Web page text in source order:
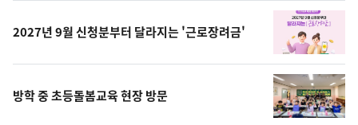
2027년 9월 신청분부터 달라지는 '근로장려금'
방학 중 초등돌봄교육 현장 방문